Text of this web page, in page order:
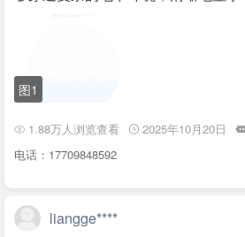
图1
1.88万人浏览查看 2025年10月20日
电话：17709848592
liangge****